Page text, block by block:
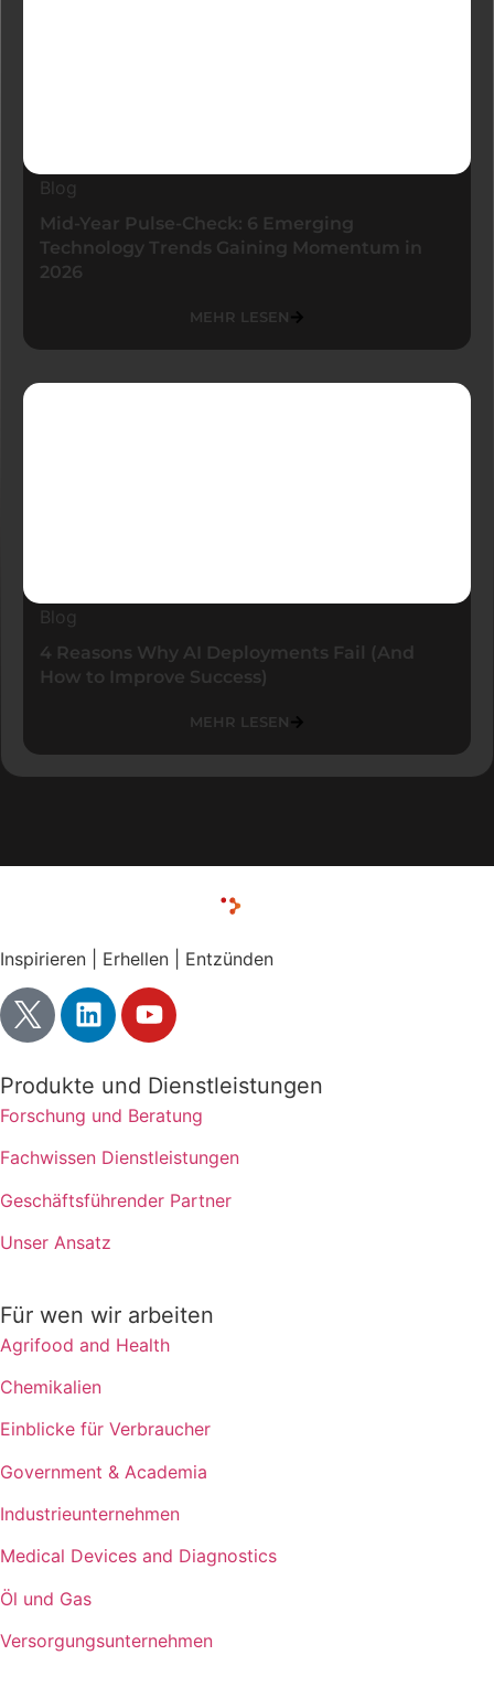
Blog
Mid-Year Pulse-Check: 6 Emerging
Technology Trends Gaining Momentum in
2026
MEHR LESEN
Blog
4 Reasons Why AI Deployments Fail (And
How to Improve Success)
MEHR LESEN
Inspirieren | Erhellen | Entzünden
Produkte und Dienstleistungen
Forschung und Beratung
Fachwissen Dienstleistungen
Geschäftsführender Partner
Unser Ansatz
Für wen wir arbeiten
Agrifood and Health
Chemikalien
Einblicke für Verbraucher
Government & Academia
Industrieunternehmen
Medical Devices and Diagnostics
Öl und Gas
Versorgungsunternehmen